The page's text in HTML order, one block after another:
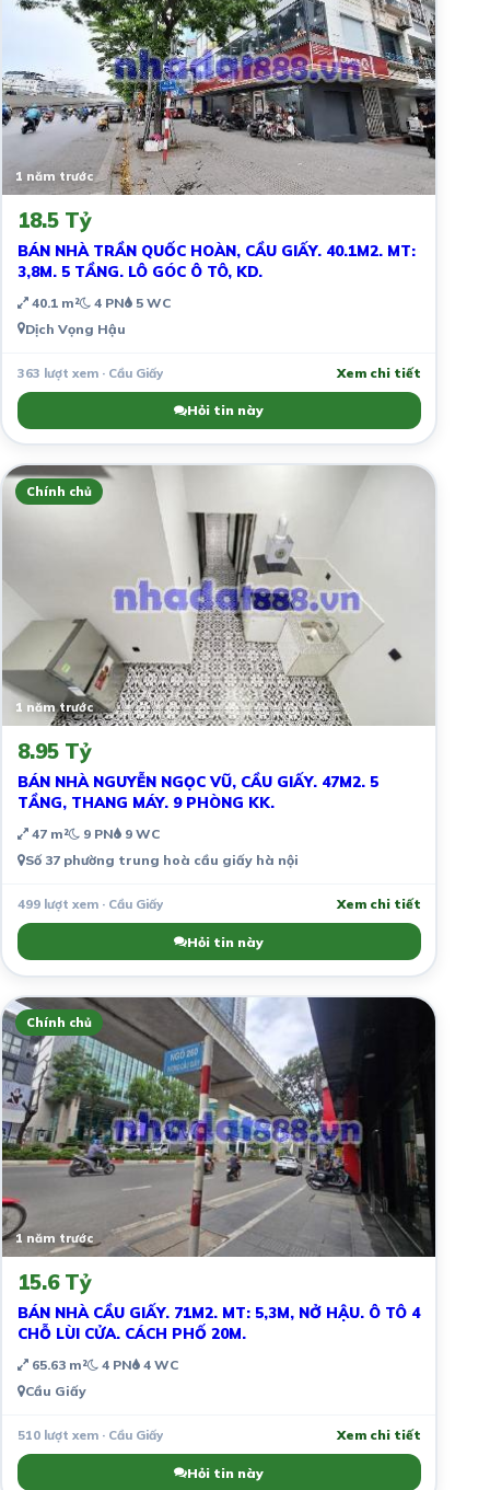
1 năm trước
18.5 Tỷ
BÁN NHÀ TRẦN QUỐC HOÀN, CẦU GIẤY. 40.1M2. MT:
3,8M. 5 TẦNG. LÔ GÓC Ô TÔ, KD.
40.1 m² 4 PN 5 WC
Dịch Vọng Hậu
363 lượt xem · Cầu Giấy Xem chi tiết
Hỏi tin này
Chính chủ
1 năm trước
8.95 Tỷ
BÁN NHÀ NGUYỄN NGỌC VŨ, CẦU GIẤY. 47M2. 5
TẦNG, THANG MÁY. 9 PHÒNG KK.
47 m² 9 PN 9 WC
Số 37 phường trung hoà cầu giấy hà nội
499 lượt xem · Cầu Giấy Xem chi tiết
Hỏi tin này
Chính chủ
1 năm trước
15.6 Tỷ
BÁN NHÀ CẦU GIẤY. 71M2. MT: 5,3M, NỞ HẬU. Ô TÔ 4
CHỖ LÙI CỬA. CÁCH PHỐ 20M.
65.63 m² 4 PN 4 WC
Cầu Giấy
510 lượt xem · Cầu Giấy Xem chi tiết
Hỏi tin này